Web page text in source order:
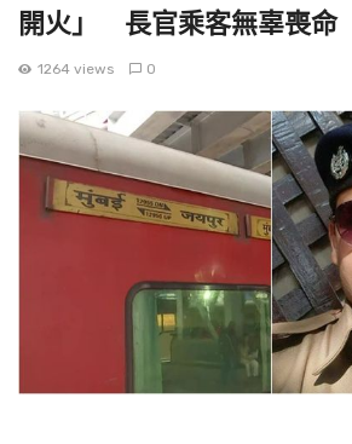
開火」 長官乘客無辜喪命
1264 views 0